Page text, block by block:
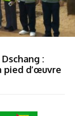
:
pied d’œuvre